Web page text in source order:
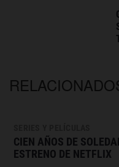
CIEN AÑOS DE
ESTRENO DE NETFLIX